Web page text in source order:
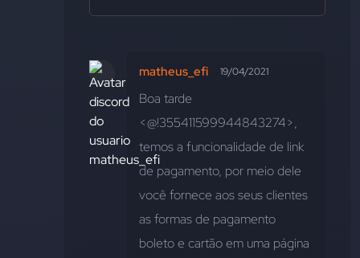
matheus_efi 19/04/2021
Boa tarde
<@!355411599944843274>,
temos a funcionalidade de link
de pagamento, por meio dele
você fornece aos seus clientes
as formas de pagamento
boleto e cartão em uma página